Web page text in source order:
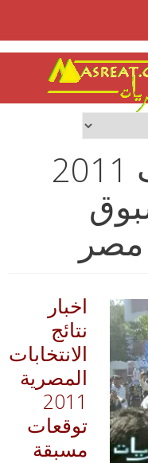
نتيجة الانتخابات 2011
مصر
اخبار
نتائج
الانتخابات
المصرية
2011
توقعات
مسبقة